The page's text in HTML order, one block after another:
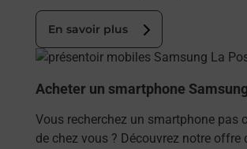
En savoir plus
En savoir plus
Acheter un smartphone Samsung
Vous recherchez un smartphone pas
de chez vous ? Découvrez notre offre